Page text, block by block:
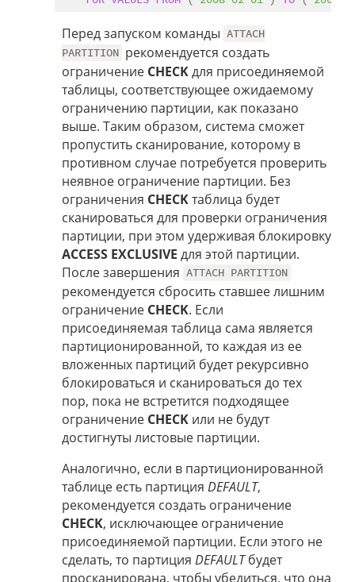
Перед запуском команды ATTACH
PARTITION рекомендуется создать
ограничение CHECKдля присоединяемой
таблицы, соответствующее ожидаемому
ограничению партиции, как показано
выше. Таким образом, система сможет
пропустить сканирование, которому в
противном случае потребуется проверить
неявное ограничение партиции. Без
ограничения CHECKтаблица будет
сканироваться для проверки ограничения
партиции, при этом удерживая блокировку
ACCESS EXCLUSIVE для этой партиции.
После завершения ATTACH PARTITION
рекомендуется сбросить ставшее лишним
ограничение CHECK. Если
присоединяемая таблица сама является
партиционированной, то каждая из ее
вложенных партиций будет рекурсивно
блокироваться и сканироваться до тех
пор, пока не встретится подходящее
ограничение CHECK или не будут
достигнуты листовые партиции.
Аналогично, если в партиционированной
таблице есть партиция DEFAULT,
рекомендуется создать ограничение
CHECK, исключающее ограничение
присоединяемой партиции. Если этого не
сделать, то партиция DEFAULTбудет
просканирована, чтобы убедиться, что она